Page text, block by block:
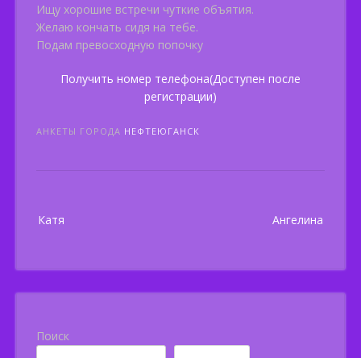
Ищу хорошие встречи чуткие объятия.
Желаю кончать сидя на тебе.
Подам превосходную попочку
Получить номер телефона(Доступен после
регистрации)
АНКЕТЫ ГОРОДА НЕФТЕЮГАНСК
navigation
Катя Ангелина
Поиск